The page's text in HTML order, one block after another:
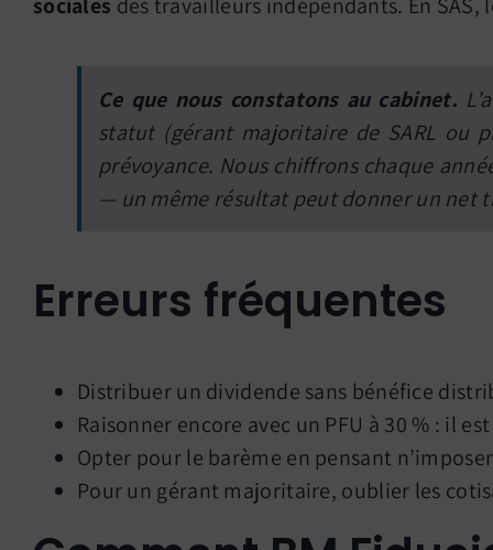
Ce que nous constatons au cabinet.
statut (gérant majoritaire de SARL ou
prévoyance. Nous chiffrons chaque
— un même résultat peut donner un net
Erreurs fréquentes
Distribuer un dividende sans bénéfice
Raisonner encore avec un PFU à 30 % : il
Opter pour le barème en pensant
Pour un gérant majoritaire, oublier les